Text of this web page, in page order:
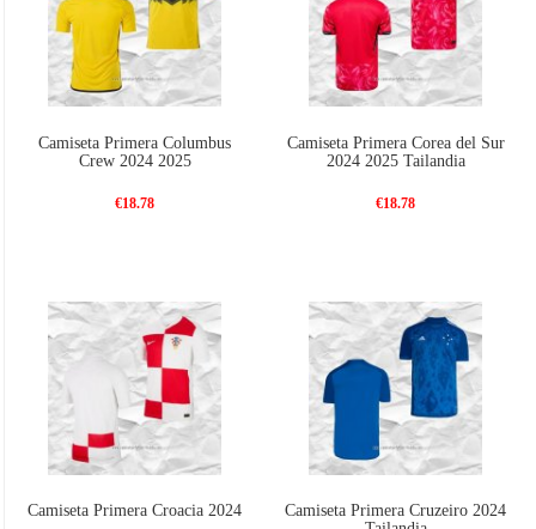
Camiseta Primera Columbus
Crew 2024 2025
€18.78
Camiseta Primera Corea del Sur
2024 2025 Tailandia
€18.78
Camiseta Primera Croacia 2024
Camiseta Primera Cruzeiro 2024